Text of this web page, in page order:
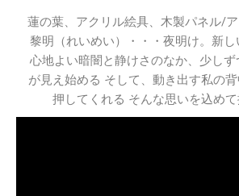
蓮の葉、アクリル絵具、木製パネル/
黎明（れいめい）・・・夜明け。新し
心地よい暗闇と静けさのなか、少し
が見え始める そして、動き出す私の
押してくれる そんな思いを込めて